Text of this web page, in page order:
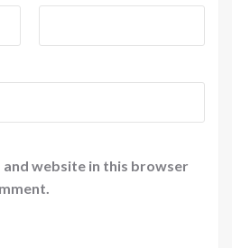
and website in this browser